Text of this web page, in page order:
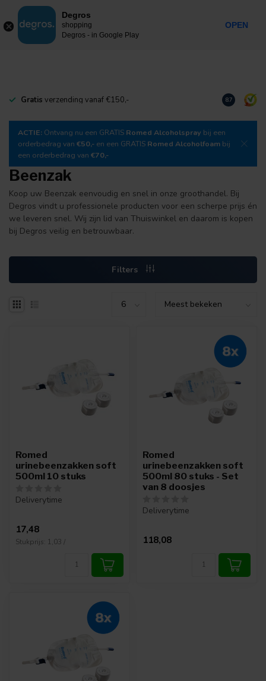
MENU
Gratis verzending vanaf €150,- Download
8.7
ACTIE: Ontvang nu een GRATIS Romed Alcoholspray bij een
orderbedrag van €50,- en een GRATIS Romed Alcoholfoam bij
een orderbedrag van €70,-
Beenzak
Koop uw Beenzak eenvoudig en snel in onze groothandel. Bij
Degros vindt u professionele producten voor een scherpe prijs én
we leveren snel. Wij zijn lid van Thuiswinkel en daarom is kopen
bij Degros veilig en betrouwbaar.
Filters
Romed
urinebeenzakken soft
500ml 10 stuks
Deliverytime
17,48
Stukprijs: 1,03 /
Romed
urinebeenzakken soft
500ml 80 stuks - Set
van 8 doosjes
Deliverytime
118,08
Degros
shopping
Degros - in Google Play
OPEN